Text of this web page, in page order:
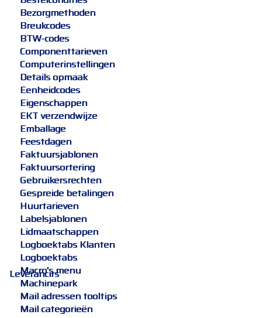
Bezorgmethoden
Breukcodes
BTW-codes
Componenttarieven
Computerinstellingen
Details opmaak
Eenheidcodes
Eigenschappen
EKT verzendwijze
Emballage
Feestdagen
Faktuursjablonen
Faktuursortering
Gebruikersrechten
Gespreide betalingen
Huurtarieven
Labelsjablonen
Lidmaatschappen
Logboektabs Klanten
Logboektabs
Leverancirs
Macro's menu
Machinepark
Mail adressen tooltips
Mail categorieën